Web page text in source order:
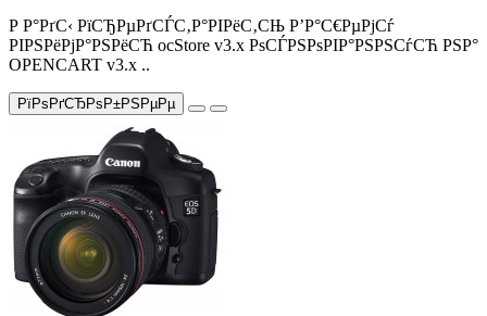
Р Р°РґС‹ РїСЂРµРґСЃС‚Р°РІРёС‚СЊ Р’Р°С€РµРјСѓ
РІРЅРёРјР°РЅРёСЋ ocStore v3.x РѕСЃРЅРѕРІР°РЅРЅСѓСЋ РЅР°
OPENCART v3.x ..
РїРѕРґСЂРѕР±РЅРµРµ